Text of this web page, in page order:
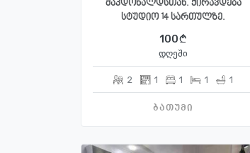
მაკდონალდსთან. ქირავდება
სტუდიო 14 სართულზე.
100
დღეში
2 1 1 1 1
ბათუმი